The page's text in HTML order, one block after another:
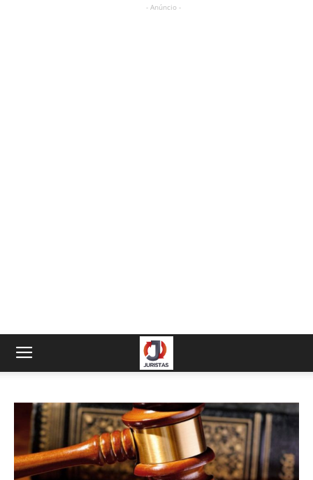
- Anúncio -